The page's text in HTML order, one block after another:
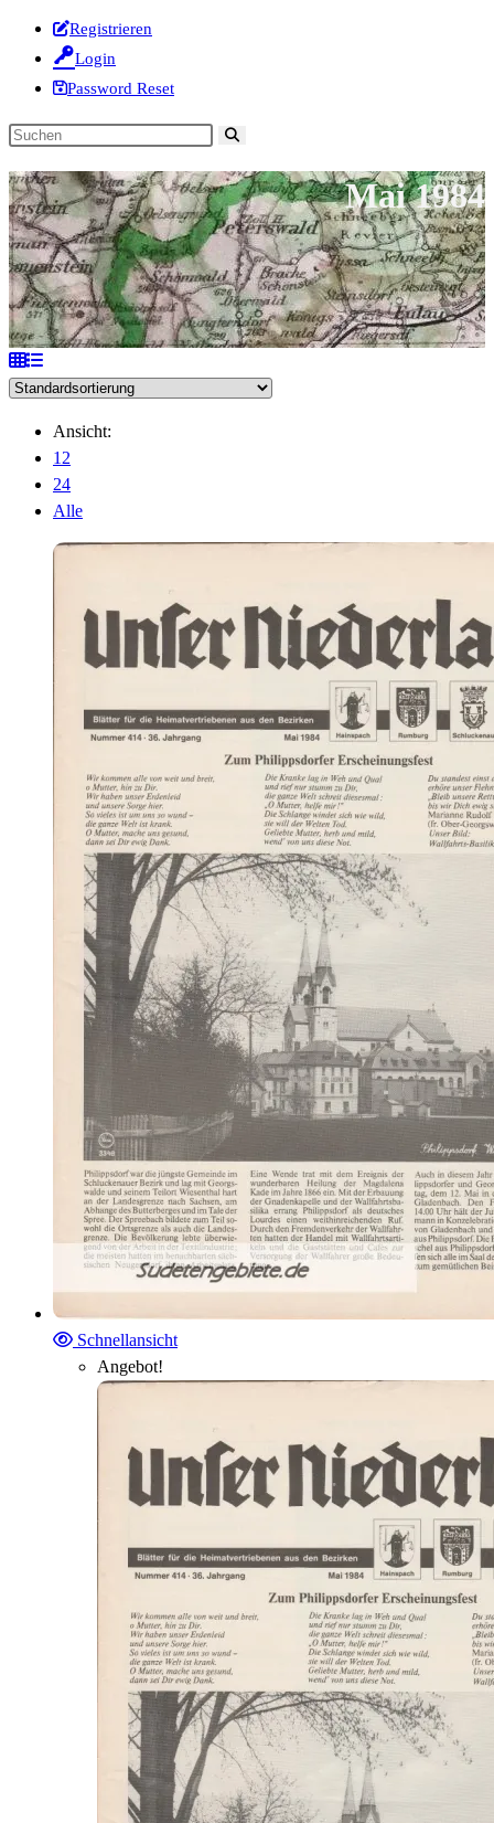
Registrieren
Login
Password Reset
Diese
durchsuchen
Mai 1984
Ansicht:
12
24
Alle
Schnellansicht
Angebot!